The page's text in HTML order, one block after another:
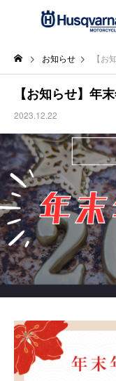
お知らせ 【お
【お知らせ】年
2023.12.22